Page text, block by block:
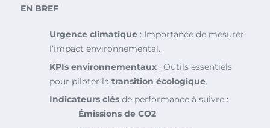
EN BREF
Urgence climatique : Importance de mesurer
l’impact environnemental.
KPIs environnementaux : Outils essentiels
pour piloter la transition écologique.
Indicateurs clés de performance à suivre :
Émissions de CO2